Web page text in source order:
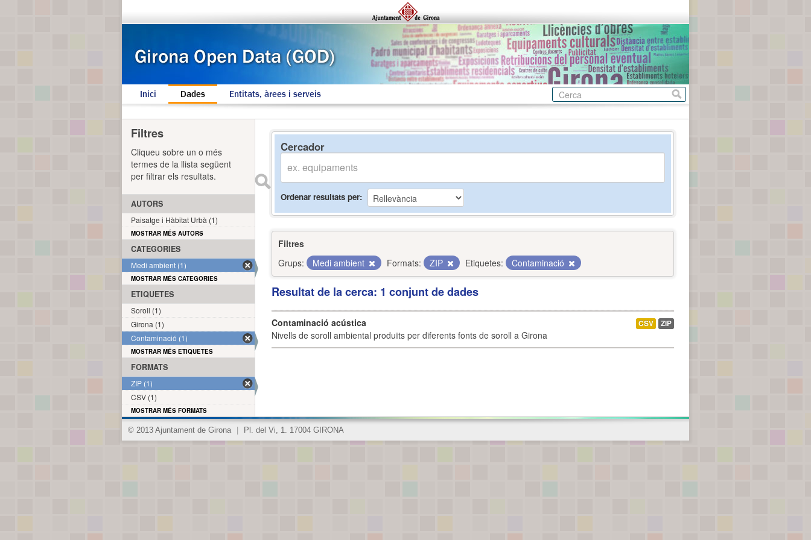
Inici Dades Entitats, àrees i serveis
Cercador
Ordenar resultats per
Filtres
Grups:
Medi ambient Formats: ZIP Etiquetes: Contaminació
Resultat de la cerca: 1 conjunt de dades
Contaminació acústica
Nivells de soroll ambiental produïts per diferents fonts de soroll a Girona
CSV ZIP
Filtres
Cliqueu sobre un o més
termes de la llista següent
per filtrar els resultats.
AUTORS
Paisatge i Hàbitat Urbà (1)
MOSTRAR MÉS AUTORS
CATEGORIES
Medi ambient (1)
MOSTRAR MÉS CATEGORIES
ETIQUETES
Soroll (1)
Girona (1)
Contaminació (1)
MOSTRAR MÉS ETIQUETES
FORMATS
ZIP (1)
CSV (1)
MOSTRAR MÉS FORMATS
© 2013 Ajuntament de Girona Pl. del Vi, 1. 17004 GIRONA